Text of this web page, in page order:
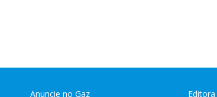
Anuncie no Gaz